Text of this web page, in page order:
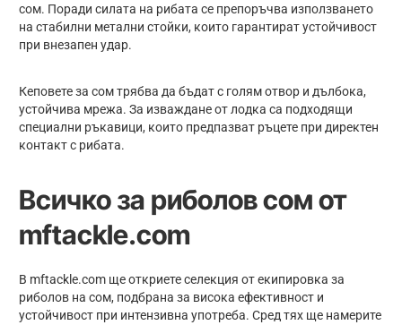
сом. Поради силата на рибата се препоръчва използването
на стабилни метални стойки, които гарантират устойчивост
при внезапен удар.
Кеповете за сом трябва да бъдат с голям отвор и дълбока,
устойчива мрежа. За изваждане от лодка са подходящи
специални ръкавици, които предпазват ръцете при директен
контакт с рибата.
Всичко за риболов сом от
mftackle.com
В mftackle.com ще откриете селекция от екипировка за
риболов на сом, подбрана за висока ефективност и
устойчивост при интензивна употреба. Сред тях ще намерите